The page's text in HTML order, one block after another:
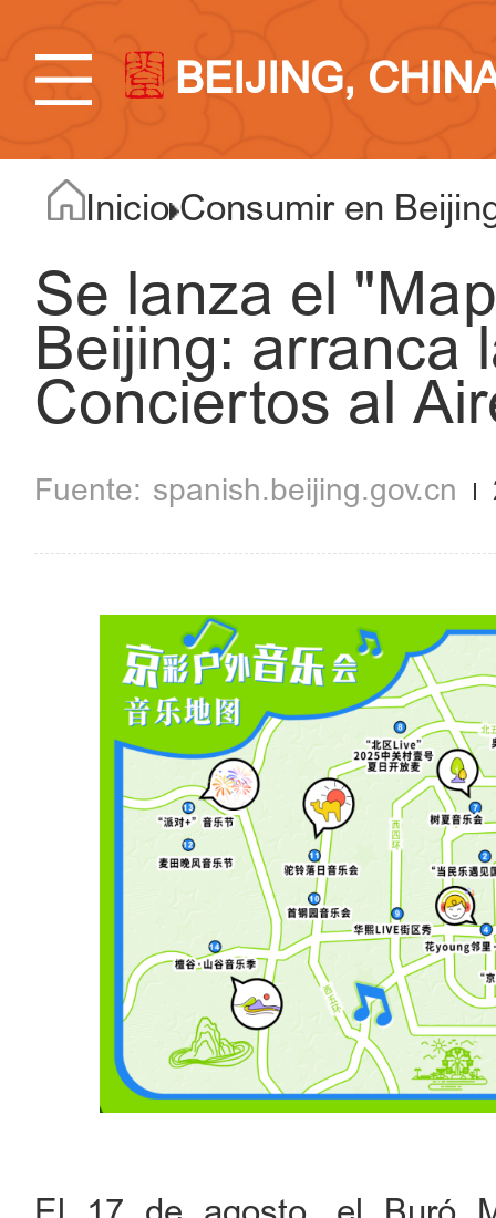
BEIJING,
Inicio Consumir en
Se lanza el
Beijing: arranca
Conciertos al
spanish.beijing.gov.cn